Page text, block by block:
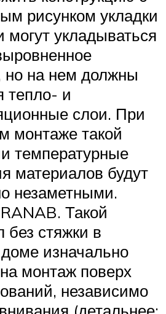
рисунком укладки
могут укладываться
но на нем должны
тепло- и
слои. При
монтаже такой
температурные
материалов будут
незаметными.
Такой
без стяжки в
изначально
монтаж поверх
независимо